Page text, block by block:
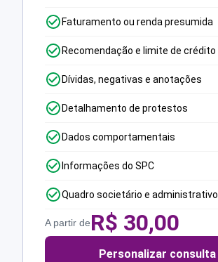
Faturamento ou renda presumida
Recomendação e limite de crédito
Dívidas, negativas e anotações
Detalhamento de protestos
Dados comportamentais
Informações do SPC
Quadro societário e administrativo
A partir deR$ 30,00
Personalizar consulta